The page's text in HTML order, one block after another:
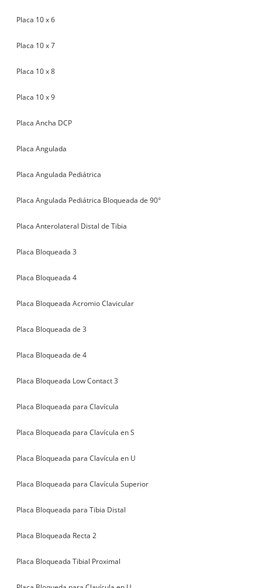
Placa 10 x 6
Placa 10 x 7
Placa 10 x 8
Placa 10 x 9
Placa Ancha DCP
Placa Angulada
Placa Angulada Pediátrica
Placa Angulada Pediátrica Bloqueada de 90°
Placa Anterolateral Distal de Tibia
Placa Bloqueada 3
Placa Bloqueada 4
Placa Bloqueada Acromio Clavicular
Placa Bloqueada de 3
Placa Bloqueada de 4
Placa Bloqueada Low Contact 3
Placa Bloqueada para Clavícula
Placa Bloqueada para Clavícula en S
Placa Bloqueada para Clavícula en U
Placa Bloqueada para Clavícula Superior
Placa Bloqueada para Tibia Distal
Placa Bloqueada Recta 2
Placa Bloqueada Tibial Proximal